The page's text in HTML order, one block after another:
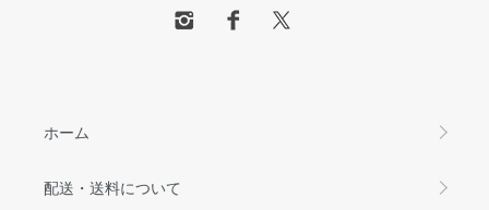
ホーム
配送・送料について